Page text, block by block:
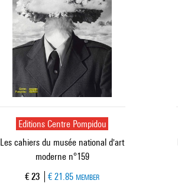
Editions Centre Pompidou
Les cahiers du musée national d'art
moderne n°159
Current price
€ 23 € 21.85 MEMBER